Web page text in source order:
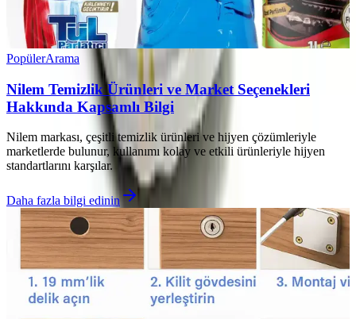
PopülerArama
Nilem Temizlik Ürünleri ve Market Seçenekleri
Hakkında Kapsamlı Bilgi
Nilem markası, çeşitli temizlik ürünleri ve hijyen çözümleriyle
marketlerde bulunur, kullanımı kolay ve etkili ürünleriyle hijyen
standartlarını karşılar.
Daha fazla bilgi edinin